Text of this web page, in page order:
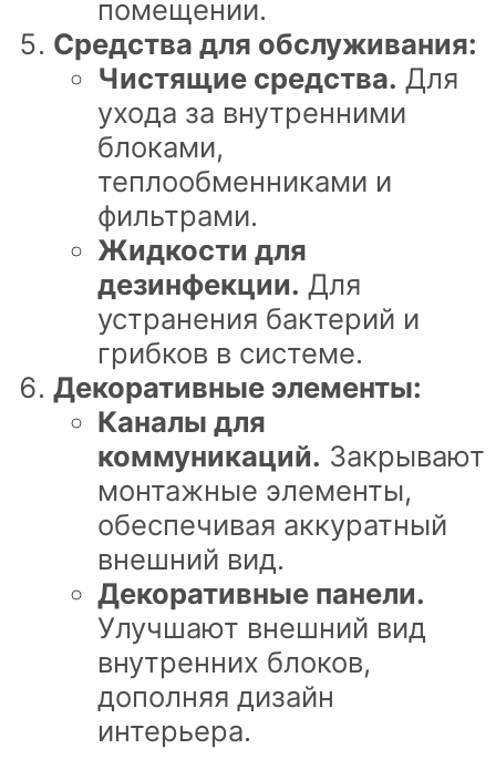
помещении.
Средства для обслуживания:
Чистящие средства. Для
ухода за внутренними
блоками,
теплообменниками и
фильтрами.
Жидкости для
дезинфекции. Для
устранения бактерий и
грибков в системе.
Декоративные элементы:
Каналы для
коммуникаций. Закрывают
монтажные элементы,
обеспечивая аккуратный
внешний вид.
Декоративные панели.
Улучшают внешний вид
внутренних блоков,
дополняя дизайн
интерьера.